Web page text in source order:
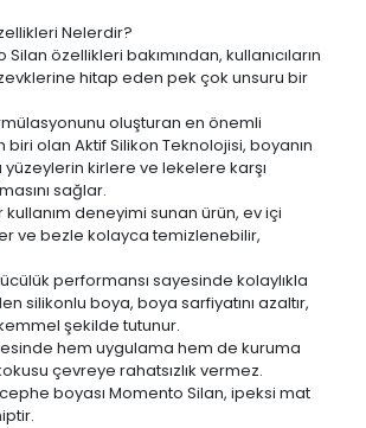
Nelerdir?
özellikleri bakımından, kullanıcıların
hitap eden pek çok unsuru bir
oluşturan en önemli
olan Aktif Silikon Teknolojisi, boyanın
yüzeylerin kirlere ve lekelere karşı
sağlar.
kullanım deneyimi sunan ürün, ev içi
ve bezle kolayca temizlenebilir,
performansı sayesinde kolaylıkla
silikonlu boya, boya sarfiyatını azaltır,
şekilde tutunur.
hem uygulama hem de kuruma
çevreye rahatsızlık vermez.
boyası Momento Silan, ipeksi mat